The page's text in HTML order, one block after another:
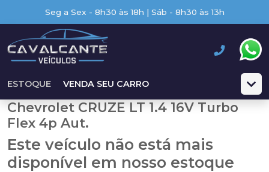
Seg a Sex - 8h30 às 18h | Sáb - 8h30 às 13h
ESTOQUE VENDA SEU CARRO
Chevrolet CRUZE LT 1.4 16V Turbo
Flex 4p Aut.
Este veículo não está mais
disponível em nosso estoque